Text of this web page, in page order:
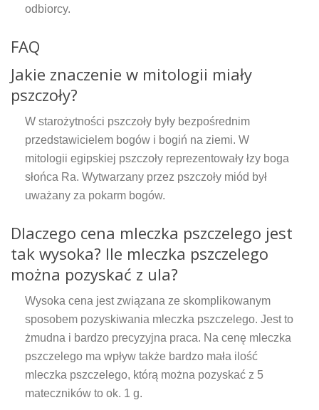
odbiorcy.
FAQ
Jakie znaczenie w mitologii miały
pszczoły?
W starożytności pszczoły były bezpośrednim
przedstawicielem bogów i bogiń na ziemi. W
mitologii egipskiej pszczoły reprezentowały łzy boga
słońca Ra. Wytwarzany przez pszczoły miód był
uważany za pokarm bogów.
Dlaczego cena mleczka pszczelego jest
tak wysoka? Ile mleczka pszczelego
można pozyskać z ula?
Wysoka cena jest związana ze skomplikowanym
sposobem pozyskiwania mleczka pszczelego. Jest to
żmudna i bardzo precyzyjna praca. Na cenę mleczka
pszczelego ma wpływ także bardzo mała ilość
mleczka pszczelego, którą można pozyskać z 5
mateczników to ok. 1 g.